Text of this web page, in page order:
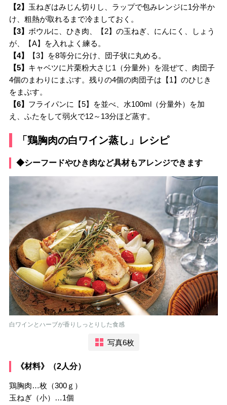
【2】 玉ねぎはみじん切りし、ラップで包みレンジに1分半か
け、粗熱が取れるまで冷ましておく。
【3】 ボウルに、ひき肉、【2】の玉ねぎ、にんにく、しょう
が、【A】を入れよく練る。
【4】
【3】を8等分に分け、団子状に丸める。
【5】 キャベツに片栗粉大さじ1（分量外）を混ぜて、肉団子
4個のまわりにまぶす。残りの4個の肉団子は【1】のひじき
をまぶす。
【6】 フライパンに【5】を並べ、水100ml（分量外）を加
え、ふたをして弱火で12～13分ほど蒸す。
「鶏胸肉の白ワイン蒸し」レシピ
◆シーフードやひき肉など具材もアレンジできます
白ワインとハーブが香りしっとりした食感
写真6枚
《材料》（2人分）
鶏胸肉…枚（300ｇ）
玉ねぎ（小）…1個